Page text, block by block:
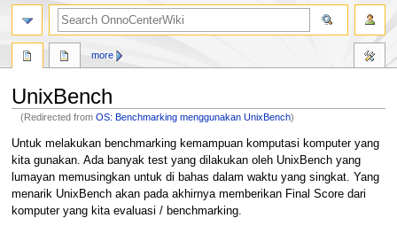
UnixBench
(Redirected fromOS: Benchmarking menggunakan UnixBench)
Jump
to
navigation
Jump
to
search
Untuk melakukan benchmarking kemampuan komputasi komputer yang
kita gunakan. Ada banyak test yang dilakukan oleh UnixBench yang
lumayan memusingkan untuk di bahas dalam waktu yang singkat. Yang
menarik UnixBench akan pada akhirnya memberikan Final Score dari
komputer yang kita evaluasi / benchmarking.
more
search